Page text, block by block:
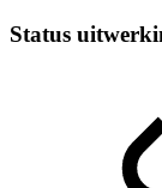
Status